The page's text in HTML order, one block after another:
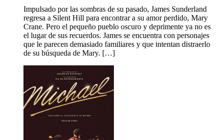
Impulsado por las sombras de su pasado, James Sunderland
regresa a Silent Hill para encontrar a su amor perdido, Mary
Crane. Pero el pequeño pueblo oscuro y deprimente ya no es
el lugar de sus recuerdos. James se encuentra con personajes
que le parecen demasiado familiares y que intentan distraerlo
de su búsqueda de Mary. […]